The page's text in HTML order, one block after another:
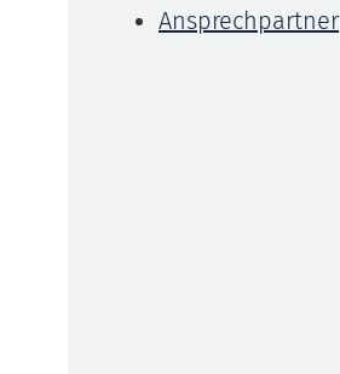
Ansprechpartner